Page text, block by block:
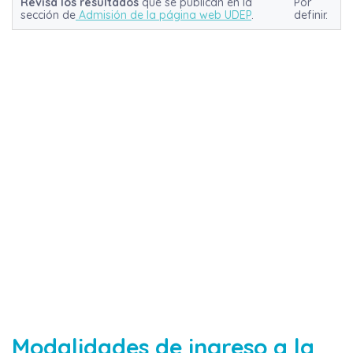
sección de Admisión de la página web UDEP.
definir.
Modalidades de ingreso a la